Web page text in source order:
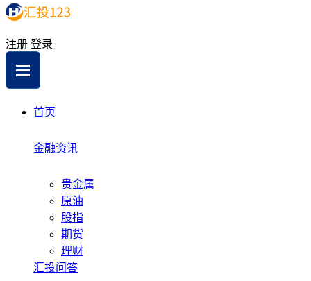
注册 登录
首页
金融资讯
贵金属
原油
股指
期货
理财
汇投问答